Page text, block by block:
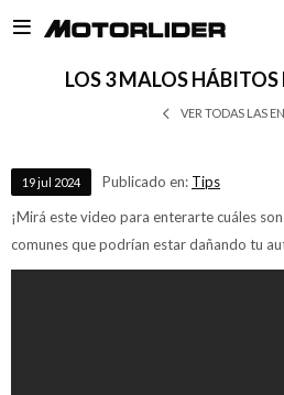

LOS 3 MALOS
VER TODAS LAS
19jul 2024 Publicado en: Tips
¡Mirá este video para enterarte cuáles
comunes que podrían estar dañando tu